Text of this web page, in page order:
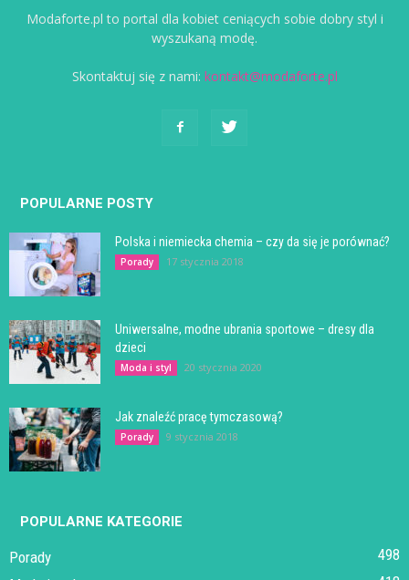
Modaforte.pl to portal dla kobiet ceniących sobie dobry styl i
wyszukaną modę.
Skontaktuj się z nami: kontakt@modaforte.pl
POPULARNE POSTY
Polska i niemiecka chemia – czy da się je porównać?
Porady 17 stycznia 2018
Uniwersalne, modne ubrania sportowe – dresy dla
dzieci
Moda i styl 20 stycznia 2020
Jak znaleźć pracę tymczasową?
Porady 9 stycznia 2018
POPULARNE KATEGORIE
Porady
498